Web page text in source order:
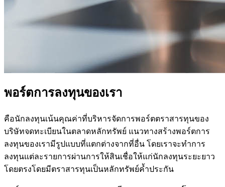
พอร์ตการลงทุนของเรา
คือนักลงทุนเน้นคุณค่าที่บริหารจัดการพอร์ตตราสารทุนของ
บริษัทจดทะเบียนในตลาดหลักทรัพย์ แนวทางสร้างพอร์ตการ
ลงทุนของเรามีรูปแบบที่แตกต่างจากที่อื่น โดยเราจะทำการ
ลงทุนแต่ละรายการผ่านการให้สินเชื่อให้แก่นักลงทุนระยะยาว
โดยตรงโดยมีตราสารทุนเป็นหลักทรัพย์ค้ำประกัน